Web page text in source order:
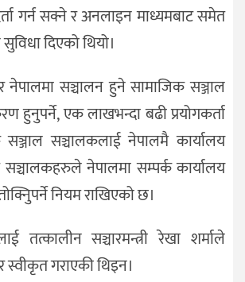
गर्न सक्ने र अनलाइन माध्यमबाट समेत
दिएको थियो।
नेपालमा सञ्चालन हुने सामाजिक सञ्जाल
हुनुपर्ने, एक लाखभन्दा बढी प्रयोगकर्ता
सञ्चालकलाई नेपालमै कार्यालय
सञ्चालकहरुले नेपालमा सम्पर्क कार्यालय
नियम राखिएको छ।
तत्कालीन सञ्चारमन्त्री रेखा शर्माले
स्वीकृत गराएकी थिइन।